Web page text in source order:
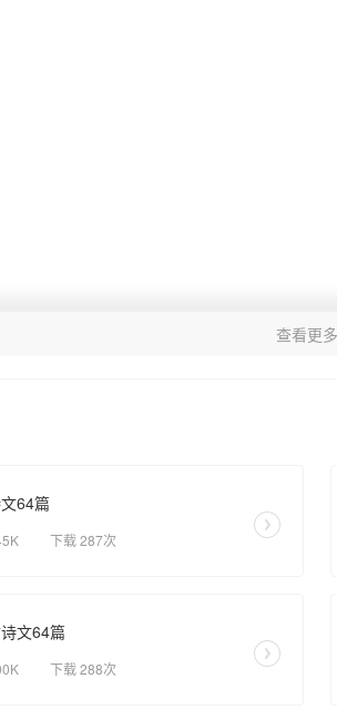
查看更多
64篇
下载 287次
文64篇
下载 288次